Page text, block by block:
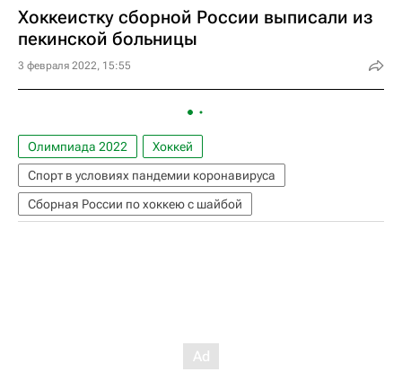
Хоккеистку сборной России выписали из
пекинской больницы
3 февраля 2022, 15:55
Олимпиада 2022
Хоккей
Спорт в условиях пандемии коронавируса
Сборная России по хоккею с шайбой